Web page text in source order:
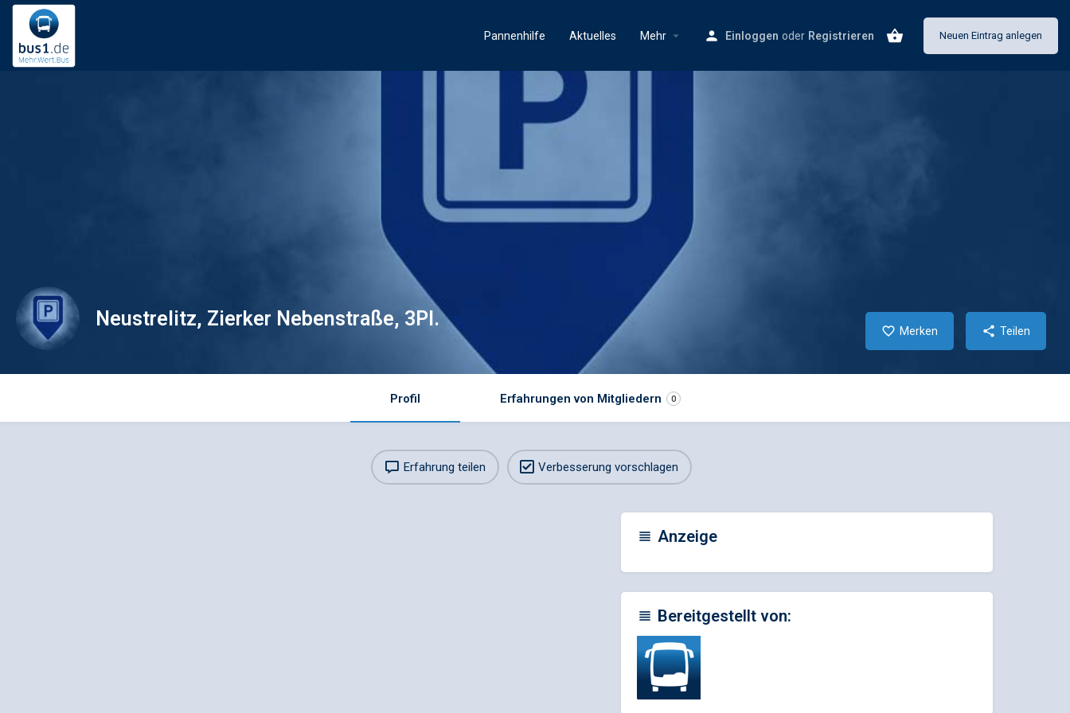
Pannenhilfe Aktuelles Mehr Einloggen oder Registrieren Neuen Eintrag anlegen
Neustrelitz, Zierker Nebenstraße, 3Pl.
Merken Teilen
Profil Erfahrungen von Mitgliedern 0
Erfahrung teilen Verbesserung vorschlagen
Anzeige
Bereitgestellt von: